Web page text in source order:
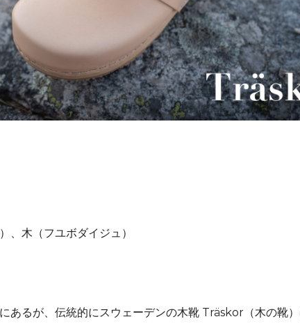
、木（フユボダイジュ）
あるが、伝統的にスウェーデンの木靴 Träskor（木の靴